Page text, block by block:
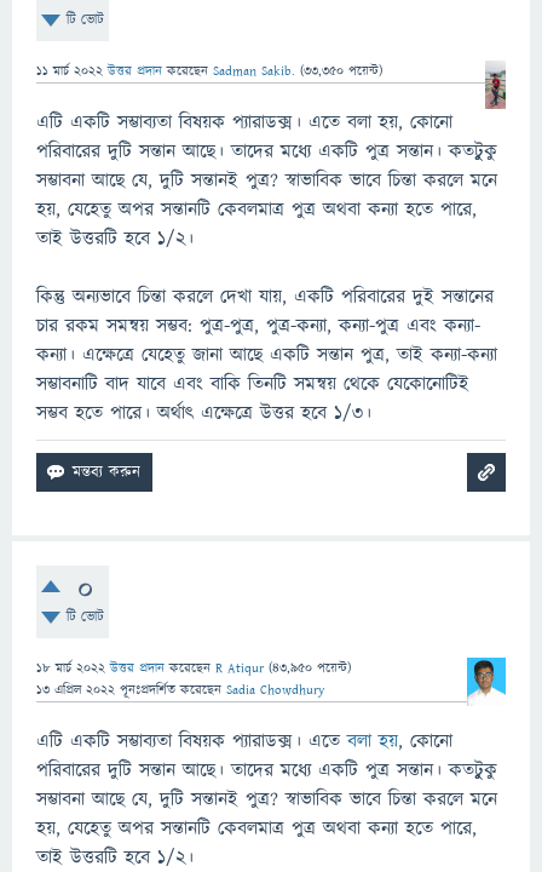
টি ভোট
11 মার্চ 2022 উত্তর প্রদান করেছেন Sadman Sakib. (33,350 পয়েন্ট)
এটি একটি সম্ভাব্যতা বিষয়ক প্যারাডক্স। এতে বলা হয়, কোনো
পরিবারের দুটি সন্তান আছে। তাদের মধ্যে একটি পুত্র সন্তান। কতটুুকু
সম্ভাবনা আছে যে, দুটি সন্তানই পুত্র? স্বাভাবিক ভাবে চিন্তা করলে মনে
হয়, যেহেতু অপর সন্তানটি কেবলমাত্র পুত্র অথবা কন্যা হতে পারে,
তাই উত্তরটি হবে ১/২।
কিন্তু অন্যভাবে চিন্তা করলে দেখা যায়, একটি পরিবারের দুই সন্তানের
চার রকম সমন্বয় সম্ভব: পুত্র-পুত্র, পুত্র-কন্যা, কন্যা-পুত্র এবং কন্যা-
কন্যা। এক্ষেত্রে যেহেতু জানা আছে একটি সন্তান পুত্র, তাই কন্যা-কন্যা
সম্ভাবনাটি বাদ যাবে এবং বাকি তিনটি সমন্বয় থেকে যেকোনোটিই
সম্ভব হতে পারে। অর্থাৎ এক্ষেত্রে উত্তর হবে ১/৩।
0
টি ভোট
18 মার্চ 2022 উত্তর প্রদান করেছেন R Atiqur (43,950 পয়েন্ট)
13 এপ্রিল 2022 পূনঃপ্রদর্শিত করেছেন Sadia Chowdhury
এটি একটি সম্ভাব্যতা বিষয়ক প্যারাডক্স। এতেবলা হয়, কোনো
পরিবারের দুটি সন্তান আছে। তাদের মধ্যে একটি পুত্র সন্তান। কতটুুকু
সম্ভাবনা আছে যে, দুটি সন্তানই পুত্র? স্বাভাবিক ভাবে চিন্তা করলে মনে
হয়, যেহেতু অপর সন্তানটি কেবলমাত্র পুত্র অথবা কন্যা হতে পারে,
তাই উত্তরটি হবে ১/২।